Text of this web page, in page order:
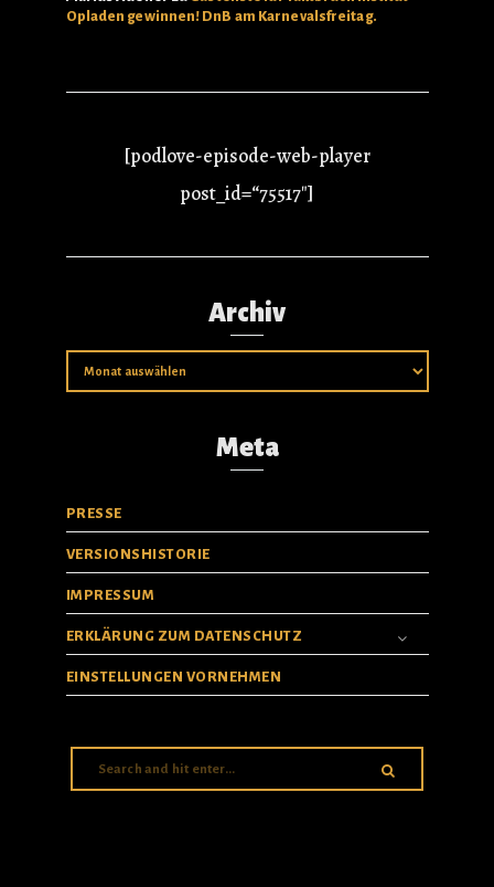
Opladen gewinnen! DnB am Karnevalsfreitag.
[podlove-episode-web-player
post_id=“75517″]
Archiv
Archiv
Meta
PRESSE
VERSIONSHISTORIE
IMPRESSUM
ERKLÄRUNG ZUM DATENSCHUTZ
EINSTELLUNGEN VORNEHMEN